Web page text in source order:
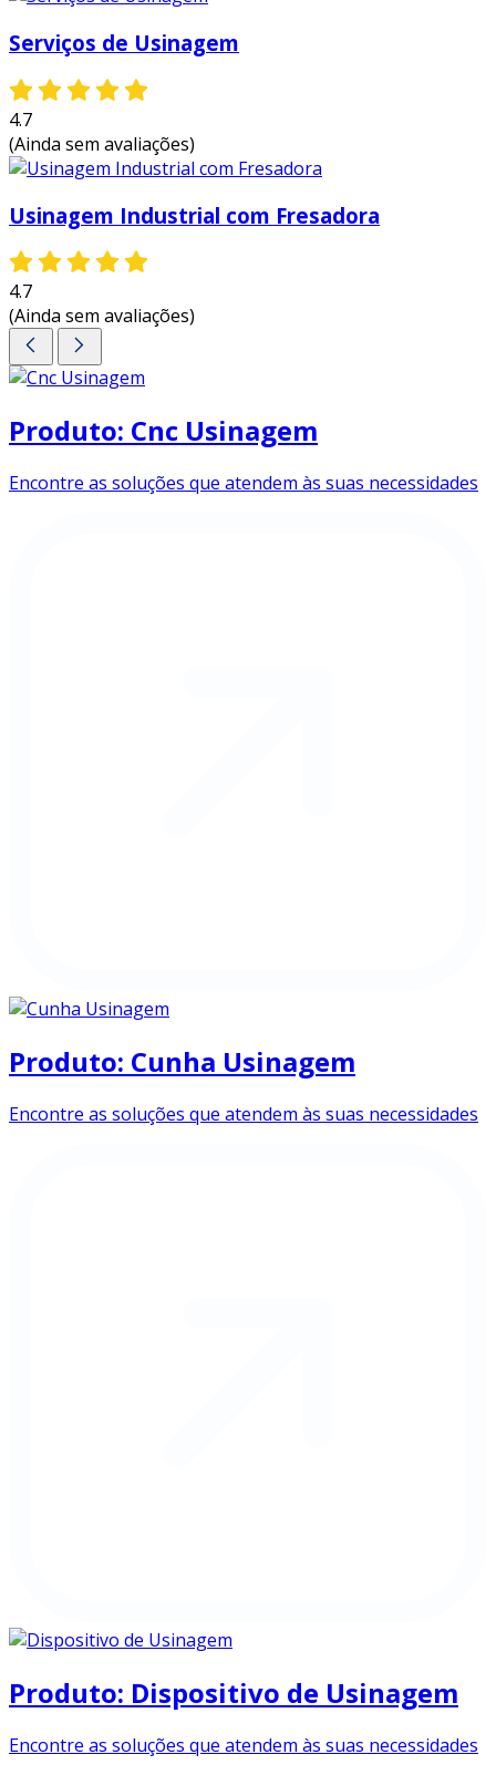
Serviços de Usinagem
4.7
(Ainda sem avaliações)
Usinagem Industrial com Fresadora
4.7
(Ainda sem avaliações)
Produto: Cnc Usinagem
Encontre as soluções que atendem às suas necessidades
Produto: Cunha Usinagem
Encontre as soluções que atendem às suas necessidades
Produto: Dispositivo de Usinagem
Encontre as soluções que atendem às suas necessidades